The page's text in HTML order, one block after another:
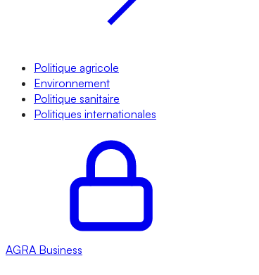
Politique agricole
Environnement
Politique sanitaire
Politiques internationales
AGRA Business